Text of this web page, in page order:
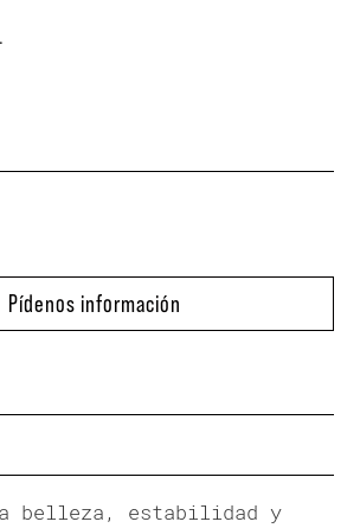
Pídenos información
belleza, estabilidad y